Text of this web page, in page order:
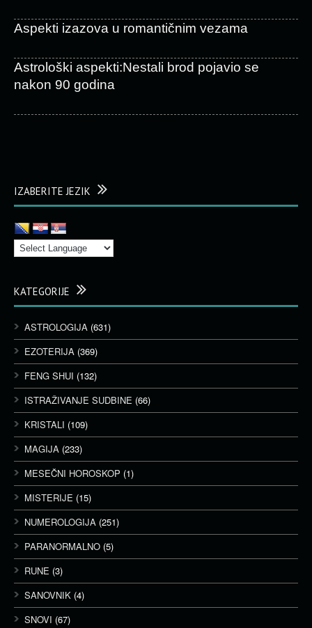
Aspekti izazova u romantičnim vezama
Astrološki aspekti:Nestali brod pojavio se
nakon 90 godina
IZABERITE JEZIK
KATEGORIJE
ASTROLOGIJA (631)
EZOTERIJA (369)
FENG SHUI (132)
ISTRAŽIVANJE SUDBINE (66)
KRISTALI (109)
MAGIJA (233)
MESEČNI HOROSKOP (1)
MISTERIJE (15)
NUMEROLOGIJA (251)
PARANORMALNO (5)
RUNE (3)
SANOVNIK (4)
SNOVI (67)